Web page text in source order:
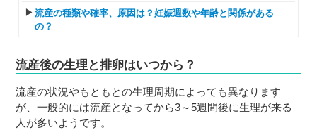
流産の種類や確率、原因は？妊娠週数や年齢と関係がある
の？
流産後の生理と排卵はいつから？
流産の状況やもともとの生理周期によっても異なります
が、一般的には流産となってから3～5週間後に生理が来る
人が多いようです。